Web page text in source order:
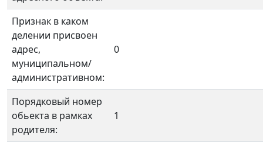
Признак в каком
делении присвоен
адрес,
муниципальном/
административном:
0
Порядковый номер
обьекта в рамках
родителя:
1